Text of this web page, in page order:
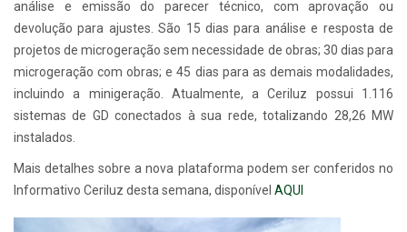
análise e emissão do parecer técnico, com aprovação ou
devolução para ajustes. São 15 dias para análise e resposta de
projetos de microgeração sem necessidade de obras; 30 dias para
microgeração com obras; e 45 dias para as demais modalidades,
incluindo a minigeração. Atualmente, a Ceriluz possui 1.116
sistemas de GD conectados à sua rede, totalizando 28,26 MW
instalados.
Mais detalhes sobre a nova plataforma podem ser conferidos no
Informativo Ceriluz desta semana, disponível AQUI